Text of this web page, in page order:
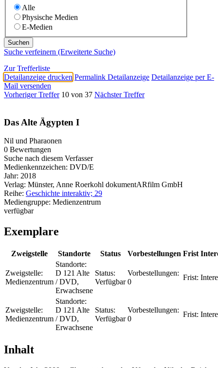
Alle
Physische Medien
E-Medien
Suche verfeinern (Erweiterte Suche)
Zur Trefferliste
Detailanzeige drucken Permalink Detailanzeige Detailanzeige per E-
Mail versenden
Vorheriger Treffer 10 von 37 Nächster Treffer
Das Alte Ägypten I
Nil und Pharaonen
0 Bewertungen
Suche nach diesem Verfasser
Medienkennzeichen: DVD/E
Jahr: 2018
Verlag: Münster, Anne Roerkohl dokumentARfilm GmbH
Reihe: Geschichte interaktiv; 29
Mediengruppe: Medienzentrum
verfügbar
Exemplare
Zweigstelle Standorte Status Vorbestellungen Frist
Zweigstelle:
Medienzentrum
Standorte:
D 121 Alte
/ DVD,
Erwachsene
Status:
Verfügbar
Vorbestellungen:
0
Frist:
Zweigstelle:
Medienzentrum
Standorte:
D 121 Alte
/ DVD,
Erwachsene
Status:
Verfügbar
Vorbestellungen:
0
Frist:
Inhalt